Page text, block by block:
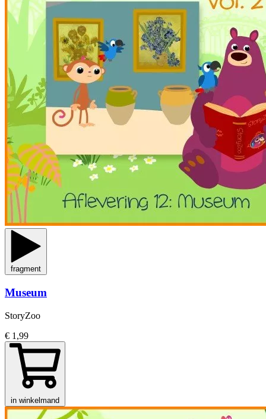
fragment
Museum
StoryZoo
€ 1,99
in winkelmand